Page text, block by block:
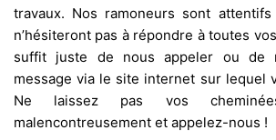
travaux. Nos ramoneurs sont
n’hésiteront pas à répondre à toutes
suffit juste de nous appeler ou de
message via le site internet sur lequel
Ne laissez pas vos
malencontreusement et appelez-nous !